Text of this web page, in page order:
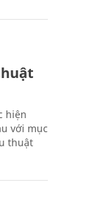
hiện
với mục
thuật